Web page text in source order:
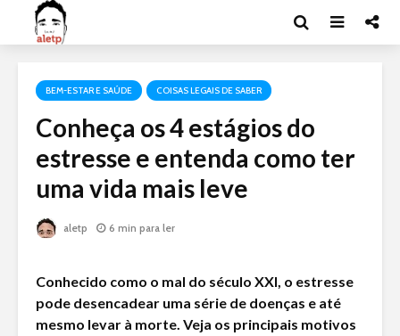
BEM-ESTAR E SAÚDE COISAS LEGAIS DE SABER
Conheça os 4 estágios do
estresse e entenda como ter
uma vida mais leve
aletp 6 min para ler
Conhecido como o mal do século XXI, o estresse
pode desencadear uma série de doenças e até
mesmo levar à morte. Veja os principais motivos